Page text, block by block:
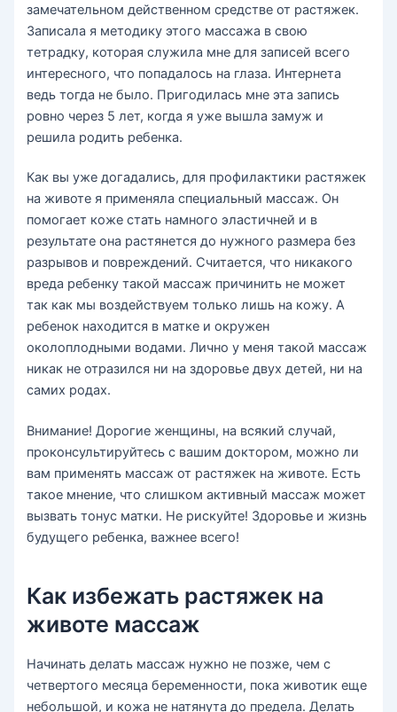
замечательном действенном средстве от растяжек.
Записала я методику этого массажа в свою
тетрадку, которая служила мне для записей всего
интересного, что попадалось на глаза. Интернета
ведь тогда не было. Пригодилась мне эта запись
ровно через 5 лет, когда я уже вышла замуж и
решила родить ребенка.
Как вы уже догадались, для профилактики растяжек
на животе я применяла специальный массаж. Он
помогает коже стать намного эластичней и в
результате она растянется до нужного размера без
разрывов и повреждений. Считается, что никакого
вреда ребенку такой массаж причинить не может
так как мы воздействуем только лишь на кожу. А
ребенок находится в матке и окружен
околоплодными водами. Лично у меня такой массаж
никак не отразился ни на здоровье двух детей, ни на
самих родах.
Внимание! Дорогие женщины, на всякий случай,
проконсультируйтесь с вашим доктором, можно ли
вам применять массаж от растяжек на животе. Есть
такое мнение, что слишком активный массаж может
вызвать тонус матки. Не рискуйте! Здоровье и жизнь
будущего ребенка, важнее всего!
Как избежать растяжек на
животе массаж
Начинать делать массаж нужно не позже, чем с
четвертого месяца беременности, пока животик еще
небольшой, и кожа не натянута до предела. Делать